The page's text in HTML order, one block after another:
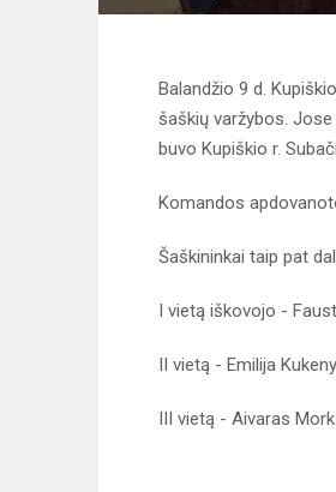
Balandžio 9 d.
šaškių varžybos.
buvo Kupiškio r.
Komandos
Šaškininkai taip pat
I vietą iškovojo -
II vietą - Emilija
III vietą - Aivaras